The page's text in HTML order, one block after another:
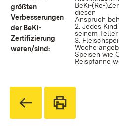
größten
Verbesserungen
der BeKi-
Zertifizierung
waren/sind:
BeKi-(Re-
diesen
Anspruch
2. Jedes
seinem Teller
3.
Woche
Speisen wie
Reispfanne